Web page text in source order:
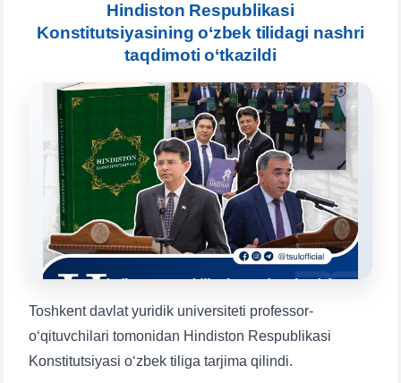
Hindiston Respublikasi
Konstitutsiyasining o‘zbek tilidagi nashri
taqdimoti o‘tkazildi
Toshkent davlat yuridik universiteti professor-
o‘qituvchilari tomonidan Hindiston Respublikasi
Konstitutsiyasi o‘zbek tiliga tarjima qilindi.
Assalomu alaykum! TDYU qabul murojaatlari
chatiga xush kelibsiz.
chatda qoldiring.
Mavzuni tanlang — keyin shu mavzudagi aniq
savollar chiqadi:
1. Hujjatlar (bakalavr) (5) 2. Hujjatlar (magistr) (4)
3. Suhbat (bakalavr) (8) 4. Suhbat (magistr) (5)
5. To'lov-kontrakt (2) 6. Elektron ariza (16)
9. Magistratura kvotasi (4) ✉️ Adminga yozish